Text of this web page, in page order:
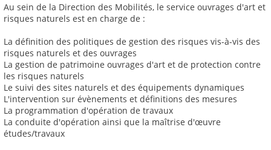
Au sein de la Direction des Mobilités, le service ouvrages d'art et
risques naturels est en charge de :
La définition des politiques de gestion des risques vis-à-vis des
risques naturels et des ouvrages
La gestion de patrimoine ouvrages d'art et de protection contre
les risques naturels
Le suivi des sites naturels et des équipements dynamiques
L'intervention sur évènements et définitions des mesures
La programmation d'opération de travaux
La conduite d'opération ainsi que la maîtrise d'œuvre
études/travaux